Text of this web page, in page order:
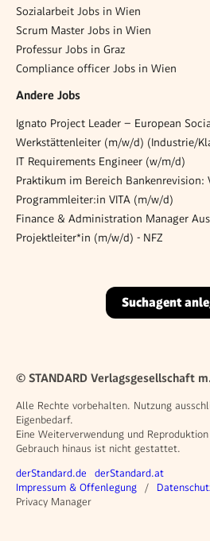
Sozialarbeit Jobs in Wien
Scrum Master Jobs in Wien
Professur Jobs in Graz
Compliance officer Jobs in Wien
Andere Jobs
Werkstättenleiter (m/w/d) (Industrie/
IT Requirements Engineer (w/m/d)
Praktikum im Bereich Bankenrevision:
Programmleiter:in VITA (m/w/d)
Finance & Administration Manager
Projektleiter*in (m/w/d) - NFZ
Suchagent
© STANDARD Verlagsgesellschaft
Alle Rechte vorbehalten. Nutzung
Eigenbedarf.
Eine Weiterverwendung und
Gebrauch hinaus ist nicht gestattet.
Weitere Angebote
derStandard.de derStandard.at
Rechtliches
Impressum & Offenlegung
Privacy Manager